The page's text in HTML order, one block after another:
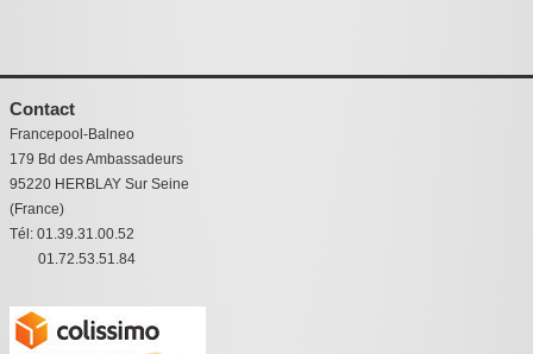
Contact
Francepool-Balneo
179 Bd des Ambassadeurs
95220 HERBLAY Sur Seine
(France)
Tél: 01.39.31.00.52
01.72.53.51.84